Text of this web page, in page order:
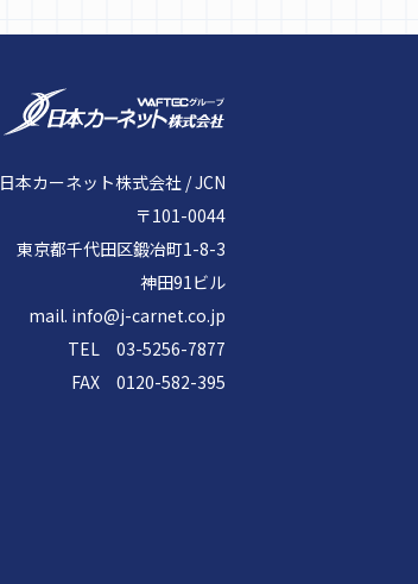
日本カーネット株式会社 / JCN
〒101-0044
東京都千代田区鍛冶町1-8-3
神田91ビル
mail. info@j-carnet.co.jp
TEL 03-5256-7877
FAX 0120-582-395